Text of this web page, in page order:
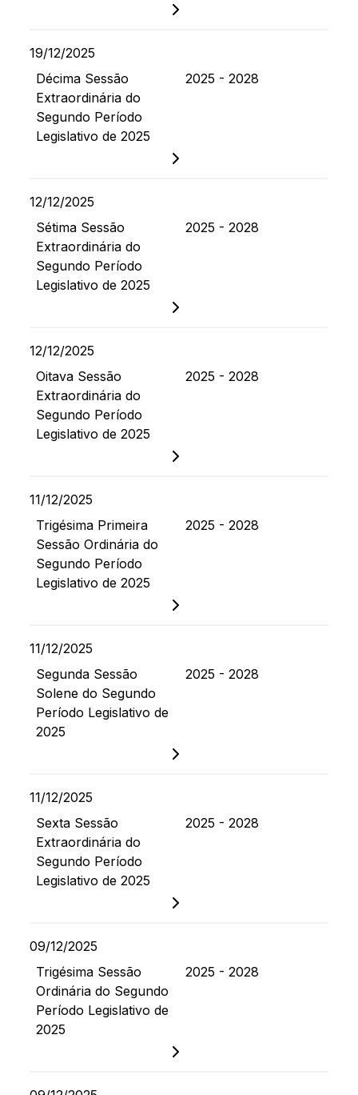
19/12/2025
Décima Sessão
Extraordinária do
Segundo Período
Legislativo de 2025
2025 - 2028
12/12/2025
Sétima Sessão
Extraordinária do
Segundo Período
Legislativo de 2025
2025 - 2028
12/12/2025
Oitava Sessão
Extraordinária do
Segundo Período
Legislativo de 2025
2025 - 2028
11/12/2025
Trigésima Primeira
Sessão Ordinária do
Segundo Período
Legislativo de 2025
2025 - 2028
11/12/2025
Segunda Sessão
Solene do Segundo
Período Legislativo de
2025
2025 - 2028
11/12/2025
Sexta Sessão
Extraordinária do
Segundo Período
Legislativo de 2025
2025 - 2028
09/12/2025
Trigésima Sessão
Ordinária do Segundo
Período Legislativo de
2025
2025 - 2028